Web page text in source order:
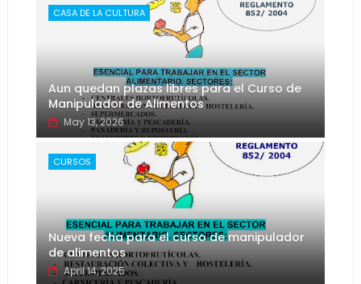
CASA DE LA CULTURA
Aun quedan plazas libres para el Curso de
Manipulador de Alimentos
May 13, 2026
CURSOS
Nueva fecha para el curso de manipulador
de alimentos
April 14, 2025